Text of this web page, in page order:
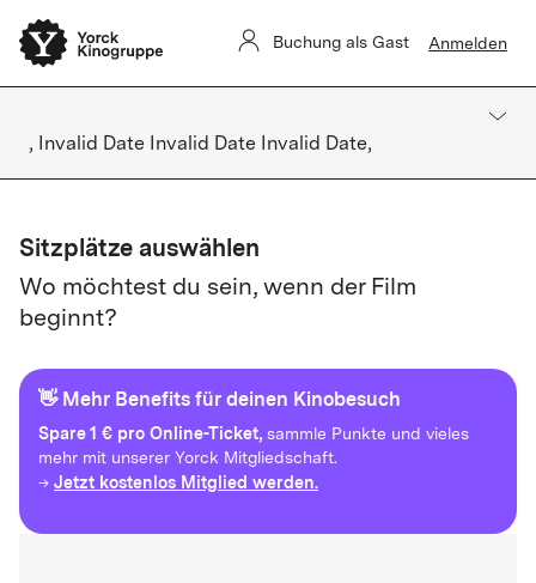
Buchung als Gast Anmelden
, Invalid Date Invalid Date Invalid Date,
Sitzplätze auswählen
Wo möchtest du sein, wenn der Film
beginnt?
👋 Mehr Benefits für deinen Kinobesuch
Spare1 € pro Online-Ticket, sammle Punkte und vieles
mehr mit unserer Yorck Mitgliedschaft.
→ Jetzt kostenlos Mitglied werden.